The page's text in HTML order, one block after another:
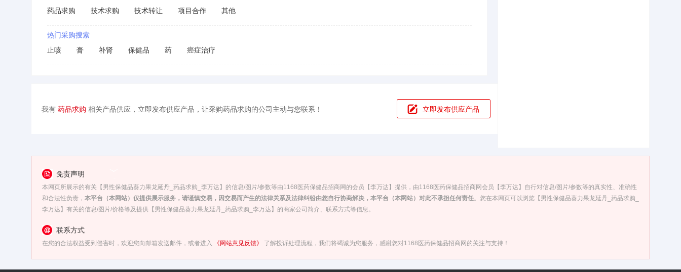
药品求购
技术求购 技术转让 项目合作 其他
热门采购搜索
止咳
膏 补肾 保健品 药 癌症治疗
我有 药品求购 相关产品供应，立即发布供应产品，让采购药品求购的公司主动与您联系！ 立即发布供应产品
免责声明
本网页所展示的有关【男性保健品葵力果龙延丹_药品求购_李万达】的信息/图片/参数等由1168医药保健品招商网的会员【李万达】提供，由1168医药保健品招商网会员【李万达】自行对信息/图片/参数等的真实性、准确性
和合法性负责， 本平台（本网站）仅提供展示服务，请谨慎交易，因交易而产生的法律关系及法律纠纷由您自行协商解决，本平台（本网站）对此不承担任何责任。您在本网页可以浏览【男性保健品葵力果龙延丹_药品求购_
李万达】有关的信息/图片/价格等及提供【男性保健品葵力果龙延丹_药品求购_李万达】的商家公司简介、联系方式等信息。
联系方式
在您的合法权益受到侵害时，欢迎您向邮箱发送邮件，或者进入 《网站意见反馈》 了解投诉处理流程，我们将竭诚为您服务，感谢您对1168医药保健品招商网的关注与支持！